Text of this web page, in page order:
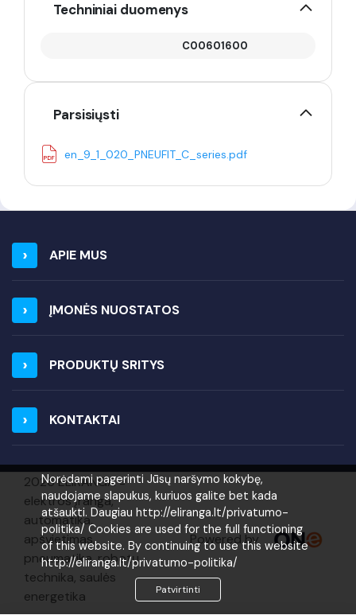
Norėdami pagerinti Jūsų naršymo kokybę,
naudojame slapukus, kuriuos galite bet kada
atšaukti. Daugiau http://eliranga.lt/privatumo-
politika/ Cookies are used for the full functioning
of this website. By continuing to use this website
http://eliranga.lt/privatumo-politika/
Patvirtinti
Techniniai duomenys
C00601600
Parsisiųsti
en_9_1_020_PNEUFIT_C_series.pdf
APIE MUS
ĮMONĖS NUOSTATOS
PRODUKTŲ SRITYS
KONTAKTAI
2026 ELIRANGA =
elektros įranga,
automatika,
apšvietimas,
pneumatika, robotų
technika, saulės
energetika
Powered by